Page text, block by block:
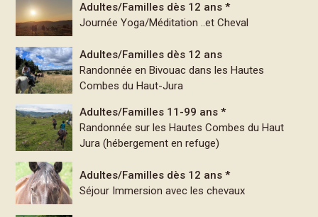
Adultes/Familles dès 12 ans *
Journée Yoga/Méditation ..et Cheval
Adultes/Familles dès 12 ans
Randonnée en Bivouac dans les Hautes
Combes du Haut-Jura
Adultes/Familles 11-99 ans *
Randonnée sur les Hautes Combes du Haut
Jura (hébergement en refuge)
Adultes/Familles dès 12 ans *
Séjour Immersion avec les chevaux